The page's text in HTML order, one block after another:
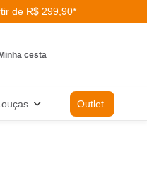
de R$ 299,90*
Outlet